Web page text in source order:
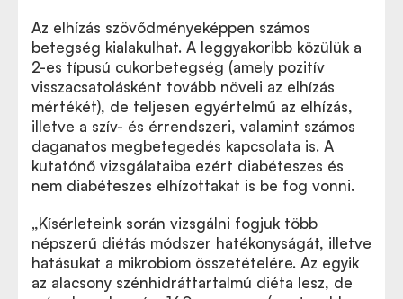
Az elhízás szövődményeképpen számos
betegség kialakulhat. A leggyakoribb közülük a
2-es típusú cukorbetegség (amely pozitív
visszacsatolásként tovább növeli az elhízás
mértékét), de teljesen egyértelmű az elhízás,
illetve a szív- és érrendszeri, valamint számos
daganatos megbetegedés kapcsolata is. A
kutatónő vizsgálataiba ezért diabéteszes és
nem diabéteszes elhízottakat is be fog vonni.
„Kísérleteink során vizsgálni fogjuk több
népszerű diétás módszer hatékonyságát, illetve
hatásukat a mikrobiom összetételére. Az egyik
az alacsony szénhidráttartalmú diéta lesz, de